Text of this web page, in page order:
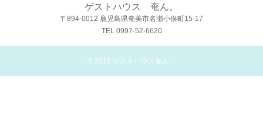
ゲストハウス 奄ん。
〒894-0012 鹿児島県奄美市名瀬小俣町15-17
TEL 0997-52-6620
© 2019 ゲストハウス奄ん。